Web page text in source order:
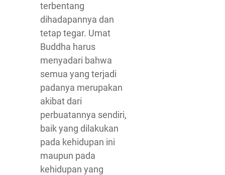
terbentang
dihadapannya dan
tetap tegar. Umat
Buddha harus
menyadari bahwa
semua yang terjadi
padanya merupakan
akibat dari
perbuatannya sendiri,
baik yang dilakukan
pada kehidupan ini
maupun pada
kehidupan yang